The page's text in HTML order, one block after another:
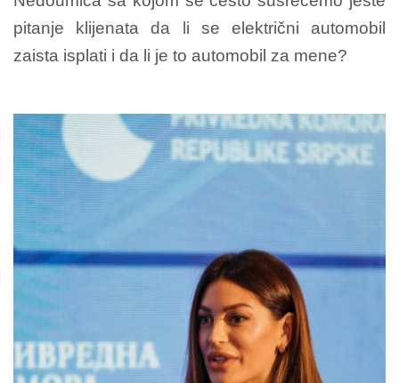
pitanje klijenata da li se električni automobil
zaista isplati i da li je to automobil za mene?